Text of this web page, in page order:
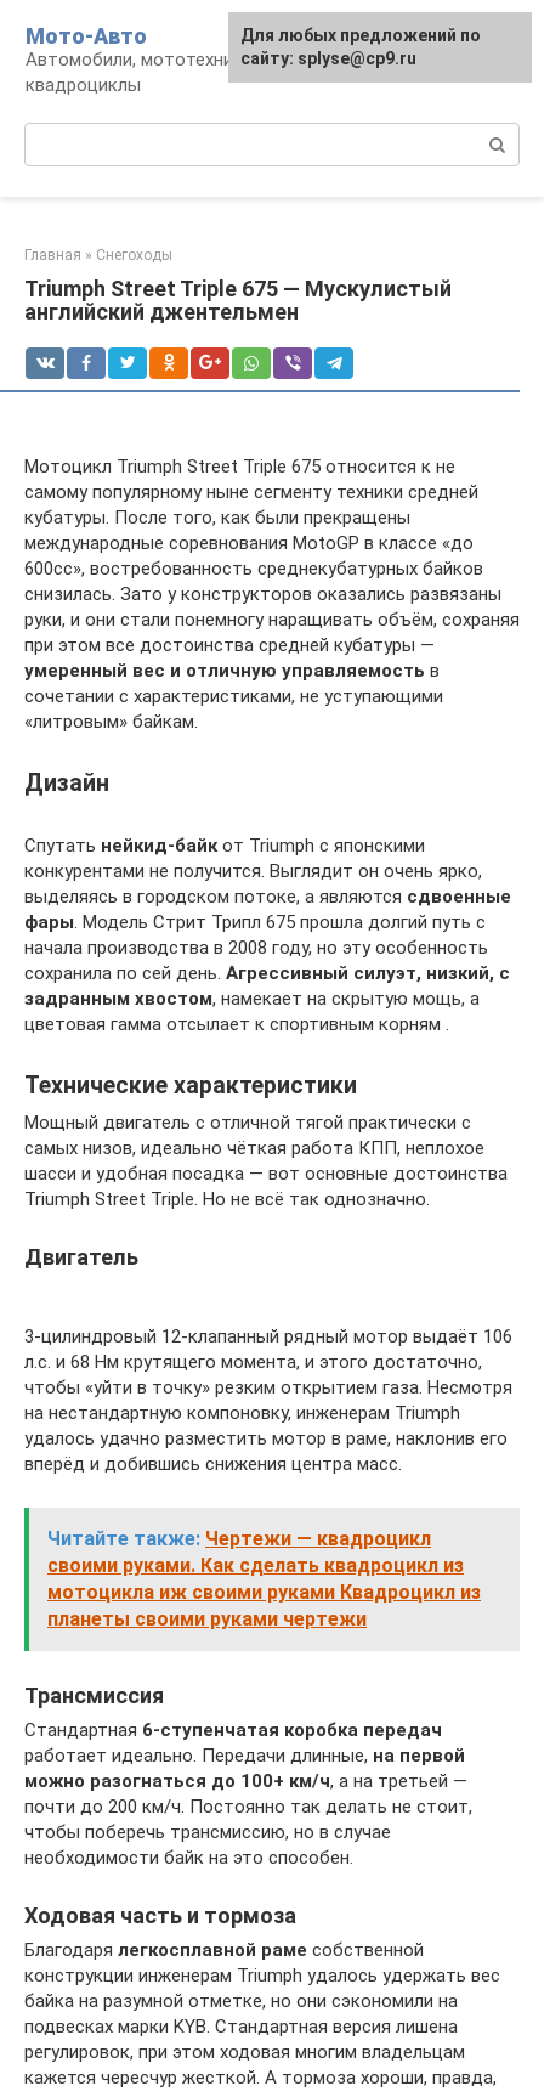
контенту
Мото-Авто
Автомобили, мототехника, снегоходы,
квадроциклы
Главная » Снегоходы
Triumph Street Triple 675 — Мускулистый
английский джентельмен
Мотоцикл Triumph Street Triple 675 относится к не
самому популярному ныне сегменту техники средней
кубатуры. После того, как были прекращены
международные соревнования MotoGP в классе «до
600сс», востребованность среднекубатурных байков
снизилась. Зато у конструкторов оказались развязаны
руки, и они стали понемногу наращивать объём, сохраняя
при этом все достоинства средней кубатуры —
умеренный вес и отличную управляемость в
сочетании с характеристиками, не уступающими
«литровым» байкам.
Дизайн
Спутать нейкид-байкот Triumph с японскими
конкурентами не получится. Выглядит он очень ярко,
выделяясь в городском потоке, а являются сдвоенные
фары. Модель Стрит Трипл 675 прошла долгий путь с
начала производства в 2008 году, но эту особенность
сохранила по сей день. Агрессивный силуэт, низкий, с
задранным хвостом, намекает на скрытую мощь, а
цветовая гамма отсылает к спортивным корням .
Технические характеристики
Мощный двигатель с отличной тягой практически с
самых низов, идеально чёткая работа КПП, неплохое
шасси и удобная посадка — вот основные достоинства
Triumph Street Triple. Но не всё так однозначно.
Двигатель
3-цилиндровый 12-клапанный рядный мотор выдаёт 106
л.с. и 68 Нм крутящего момента, и этого достаточно,
чтобы «уйти в точку» резким открытием газа. Несмотря
на нестандартную компоновку, инженерам Triumph
удалось удачно разместить мотор в раме, наклонив его
вперёд и добившись снижения центра масс.
Читайте также: Чертежи — квадроцикл
своими руками. Как сделать квадроцикл из
мотоцикла иж своими руками Квадроцикл из
планеты своими руками чертежи
Трансмиссия
Стандартная 6-ступенчатая коробка передач
работает идеально. Передачи длинные, на первой
можно разогнаться до 100+ км/ч, а на третьей —
почти до 200 км/ч. Постоянно так делать не стоит,
чтобы поберечь трансмиссию, но в случае
необходимости байк на это способен.
Ходовая часть и тормоза
Благодаря легкосплавной раме собственной
конструкции инженерам Triumph удалось удержать вес
байка на разумной отметке, но они сэкономили на
подвесках марки KYB. Стандартная версия лишена
регулировок, при этом ходовая многим владельцам
кажется чересчур жесткой. А тормоза хороши, правда,
Для любых предложений по
сайту: splyse@cp9.ru